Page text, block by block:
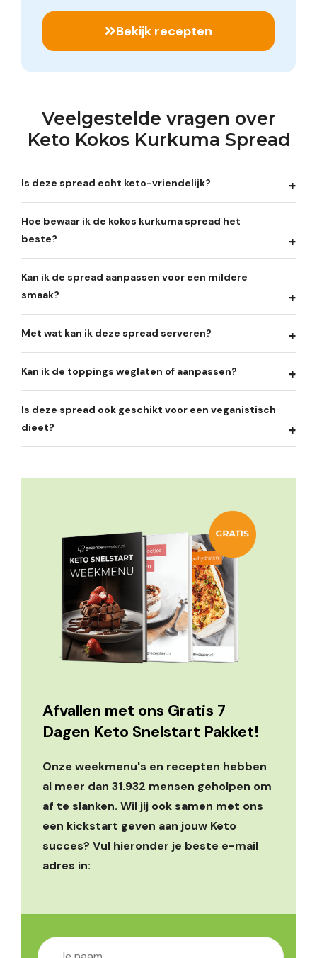
Bekijk recepten
Veelgestelde vragen over
Keto Kokos Kurkuma Spread
Is deze spread echt keto-vriendelijk?
Hoe bewaar ik de kokos kurkuma spread het
beste?
Kan ik de spread aanpassen voor een mildere
smaak?
Met wat kan ik deze spread serveren?
Kan ik de toppings weglaten of aanpassen?
Is deze spread ook geschikt voor een veganistisch
dieet?
Afvallen met ons Gratis 7
Dagen Keto Snelstart Pakket!
Onze weekmenu's en recepten hebben
al meer dan 31.932 mensen geholpen om
af te slanken. Wil jij ook samen met ons
een kickstart geven aan jouw Keto
succes? Vul hieronder je beste e-mail
adres in: